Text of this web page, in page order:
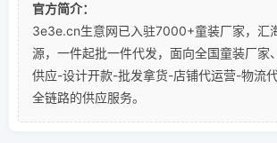
官方简介：
3e3e.cn生意网已入驻7000+童装厂家，汇
源，一件起批一件代发，面向全国童装厂家
供应-设计开款-批发拿货-店铺代运营-物流
全链路的供应服务。